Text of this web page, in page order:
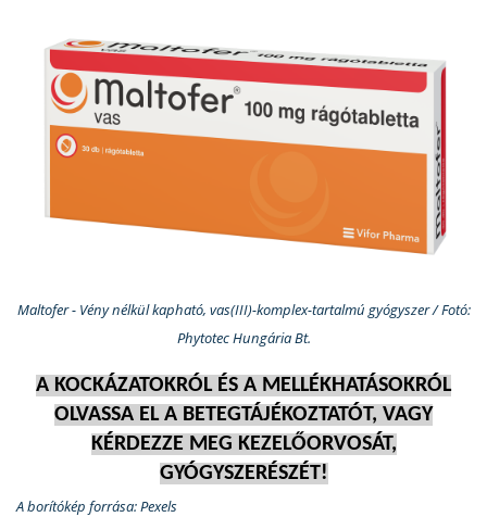
Maltofer - Vény nélkül kapható, vas(III)-komplex-tartalmú gyógyszer / Fotó:
Phytotec Hungária Bt.
A KOCKÁZATOKRÓL ÉS A MELLÉKHATÁSOKRÓL
OLVASSA EL A BETEGTÁJÉKOZTATÓT, VAGY
KÉRDEZZE MEG KEZELŐORVOSÁT,
GYÓGYSZERÉSZÉT!
A borítókép forrása: Pexels